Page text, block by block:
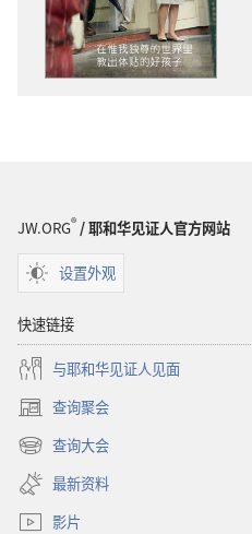
JW.ORG® / 耶和华见证人官方网站
设置外观
快速链接
与耶和华见证人见面
查询聚会
（打
开
新
窗
口）
查询大会
（打
开
新
窗
最新资料
影片